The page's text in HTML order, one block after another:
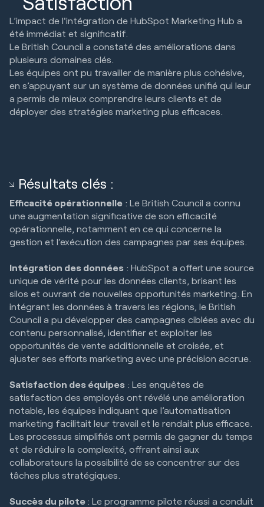
L’impact de l'intégration de HubSpot Marketing Hub a
été immédiat et significatif.
Le British Council a constaté des améliorations dans
plusieurs domaines clés.
Les équipes ont pu travailler de manière plus cohésive,
en s’appuyant sur un système de données unifié qui leur
a permis de mieux comprendre leurs clients et de
déployer des stratégies marketing plus efficaces.
Résultats clés :
Efficacité opérationnelle : Le British Council a connu
une augmentation significative de son efficacité
opérationnelle, notamment en ce qui concerne la
gestion et l’exécution des campagnes par ses équipes.
Intégration des données : HubSpot a offert une source
unique de vérité pour les données clients, brisant les
silos et ouvrant de nouvelles opportunités marketing. En
intégrant les données à travers les régions, le British
Council a pu développer des campagnes ciblées avec du
contenu personnalisé, identifier et exploiter les
opportunités de vente additionnelle et croisée, et
ajuster ses efforts marketing avec une précision accrue.
Satisfaction des équipes : Les enquêtes de
satisfaction des employés ont révélé une amélioration
notable, les équipes indiquant que l’automatisation
marketing facilitait leur travail et le rendait plus efficace.
Les processus simplifiés ont permis de gagner du temps
et de réduire la complexité, offrant ainsi aux
collaborateurs la possibilité de se concentrer sur des
tâches plus stratégiques.
Succès du pilote : Le programme pilote réussi a conduit